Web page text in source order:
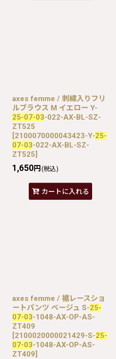
axes femme / 刺繍入りフリ
ルブラウス M イエロー Y-
25-07-03-022-AX-BL-SZ-
ZT525
[2100070000043423-Y-25-
07-03-022-AX-BL-SZ-
ZT525]
1,650円 (税込)
カートに入れる
axes femme / 裾レースショ
ートパンツ ベージュ S-25-
07-03-1048-AX-OP-AS-
ZT409
[2100020000021429-S-25-
07-03-1048-AX-OP-AS-
ZT409]